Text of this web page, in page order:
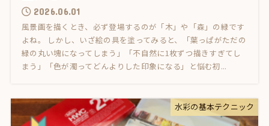
2026.06.01
風景画を描くとき、必ず登場するのが「木」や「森」の緑です
よね。 しかし、いざ絵の具を塗ってみると、「葉っぱがただの
緑の丸い塊になってしまう」「不自然に1枚ずつ描きすぎてし
まう」「色が濁ってどんよりした印象になる」と悩む初...
水彩の基本テクニック